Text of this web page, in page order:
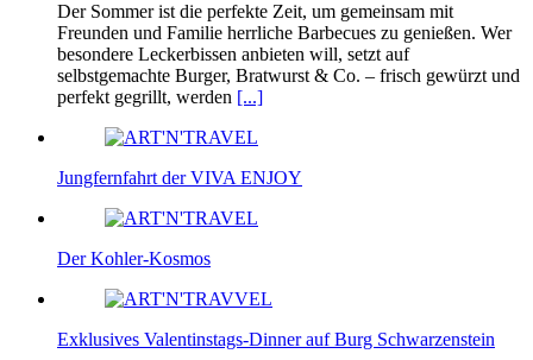
Der Sommer ist die perfekte Zeit, um gemeinsam mit
Freunden und Familie herrliche Barbecues zu genießen. Wer
besondere Leckerbissen anbieten will, setzt auf
selbstgemachte Burger, Bratwurst & Co. – frisch gewürzt und
perfekt gegrillt, werden [...]
Jungfernfahrt der VIVA ENJOY
Der Kohler-Kosmos
Exklusives Valentinstags-Dinner auf Burg Schwarzenstein